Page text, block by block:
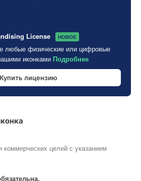
License НОВОЕ
любые физические или цифровые
иконками Подробнее
Купить лицензию
целей с указанием